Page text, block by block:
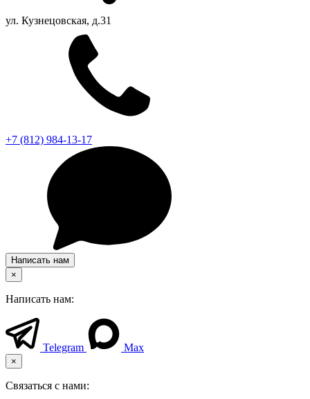
ул. Кузнецовская, д.31
+7 (812) 984-13-17
Написать нам
×
Написать нам:
Telegram Max
×
Связаться с нами: